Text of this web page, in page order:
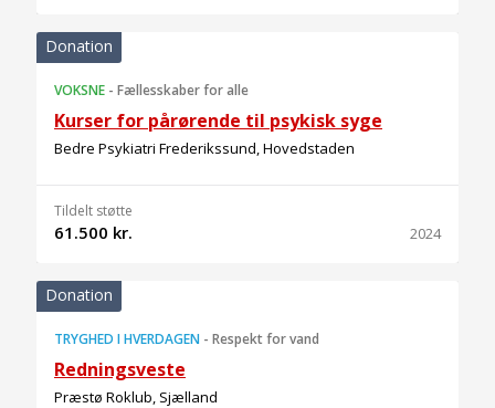
Donation
VOKSNE - Fællesskaber for alle
Kurser for pårørende til psykisk syge
Bedre Psykiatri Frederikssund, Hovedstaden
Tildelt støtte
61.500 kr. 2024
Donation
TRYGHED I HVERDAGEN - Respekt for vand
Redningsveste
Præstø Roklub, Sjælland